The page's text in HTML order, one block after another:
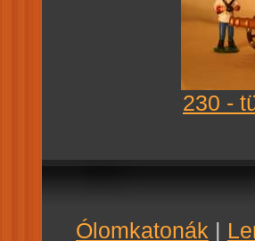
230 -
Ólomkatonák